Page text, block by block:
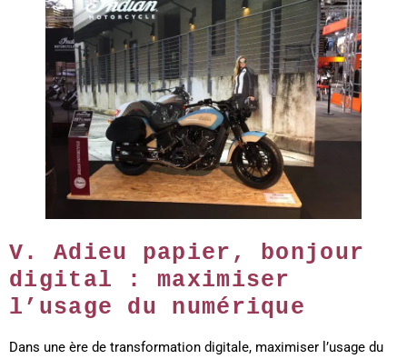
V. Adieu papier, bonjour
digital : maximiser
l’usage du numérique
Dans une ère de transformation digitale, maximiser l’usage du